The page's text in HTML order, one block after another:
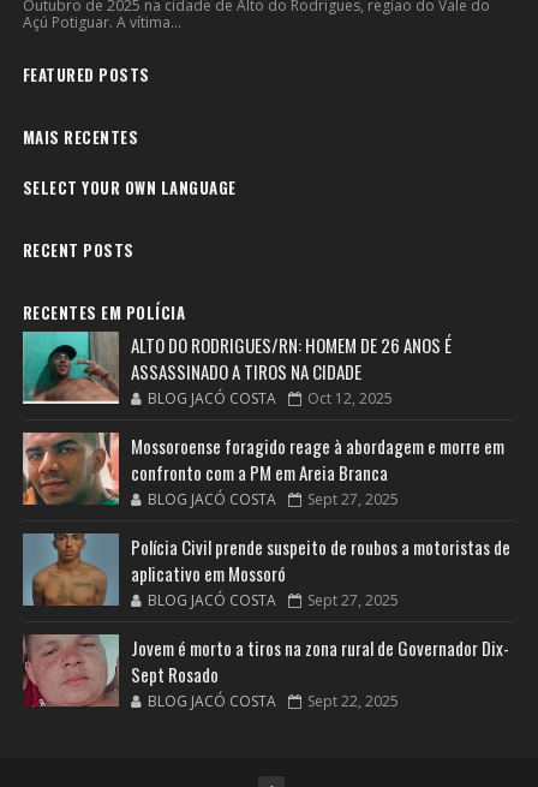
Outubro de 2025 na cidade de Alto do Rodrigues, regiao do Vale do
Açú Potiguar. A vítima...
FEATURED POSTS
MAIS RECENTES
SELECT YOUR OWN LANGUAGE
RECENT POSTS
RECENTES EM POLÍCIA
ALTO DO RODRIGUES/RN: HOMEM DE 26 ANOS É
ASSASSINADO A TIROS NA CIDADE
BLOG JACÓ COSTA Oct 12, 2025
Mossoroense foragido reage à abordagem e morre em
confronto com a PM em Areia Branca
BLOG JACÓ COSTA Sept 27, 2025
Polícia Civil prende suspeito de roubos a motoristas de
aplicativo em Mossoró
BLOG JACÓ COSTA Sept 27, 2025
Jovem é morto a tiros na zona rural de Governador Dix-
Sept Rosado
BLOG JACÓ COSTA Sept 22, 2025